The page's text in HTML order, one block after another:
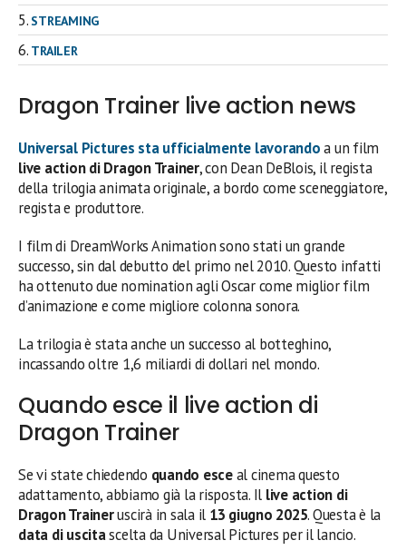
STREAMING
TRAILER
Dragon Trainer live action news
Universal Pictures sta ufficialmente lavorandoa un film
live action di Dragon Trainer, con Dean DeBlois, il regista
della trilogia animata originale, a bordo come sceneggiatore,
regista e produttore.
I film di DreamWorks Animation sono stati un grande
successo, sin dal debutto del primo nel 2010. Questo infatti
ha ottenuto due nomination agli Oscar come miglior film
d’animazione e come migliore colonna sonora.
La trilogia è stata anche un successo al botteghino,
incassando oltre 1,6 miliardi di dollari nel mondo.
Quando esce il live action di
Dragon Trainer
Se vi state chiedendo quando esceal cinema questo
adattamento, abbiamo già la risposta. Il live action di
Dragon Traineruscirà in sala il 13 giugno 2025. Questa è la
data di uscitascelta da Universal Pictures per il lancio.